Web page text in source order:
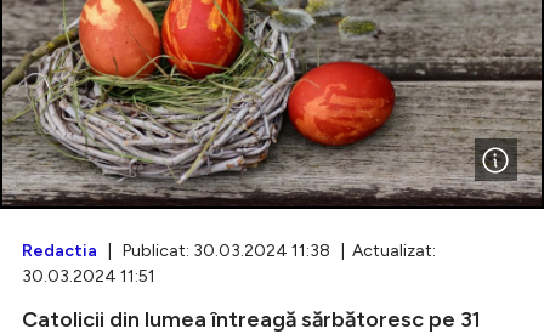
Creează cont
Redactia | Publicat: 30.03.2024 11:38 | Actualizat:
30.03.2024 11:51
Catolicii din lumea întreagă sărbătoresc pe 31